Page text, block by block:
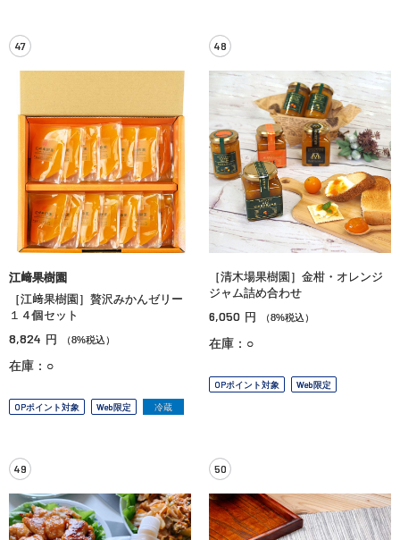
47
江﨑果樹園
［江﨑果樹園］贅沢みかんゼリー
１４個セット
8,824 円 （8%税込）
在庫：○
OPポイント対象 Web限定 冷蔵
48
［清木場果樹園］金柑・オレンジ
ジャム詰め合わせ
6,050 円 （8%税込）
在庫：○
OPポイント対象 Web限定
49 50